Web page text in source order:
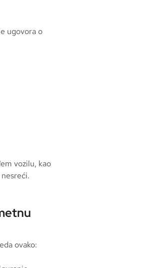
ugovora o
vozilu, kao
ovako: